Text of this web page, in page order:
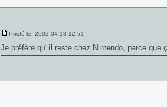
Posté le: 2002-04-13 12:51
Je préfère qu' il reste chez Nintendo, parce que